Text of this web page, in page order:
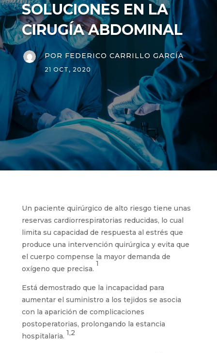
SOLUCIONES EN LA
CIRUGÍA ABDOMINAL
POR FEDERICO CARRILLO GARCÍA
21 OCT, 2020
Un paciente quirúrgico de alto riesgo tiene unas
reservas cardiorrespiratorias reducidas, lo cual
limita su capacidad de respuesta al estrés que
produce una intervención quirúrgica y evita que
el cuerpo compense la mayor demanda de
oxígeno que precisa.
1
Está demostrado que la incapacidad para
aumentar el suministro a los tejidos se asocia
con la aparición de complicaciones
postoperatorias, prolongando la estancia
hospitalaria. 1,2